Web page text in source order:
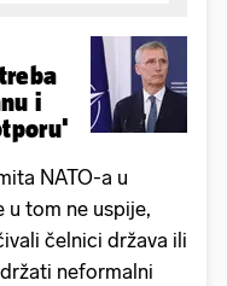
i
NATO-a u
u tom ne uspije,
čelnici država ili
neformalni